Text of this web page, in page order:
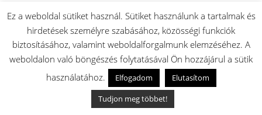
► Miért mennek tönkre a ruhák mosás közben? – Így
látja egy mosógépszerelő
► Bosch Tronic Bojlerek robbantott ábrái
► 5 hiba ami lehet hogy nem a mosogatógép hibája:
► A 10 leggyakoribb hiba a porszívózásnál:
Ez a weboldal sütiket használ. Sütiket használunk a tartalmak és
hirdetések személyre szabásához, közösségi funkciók
biztosításához, valamint weboldalforgalmunk elemzéséhez. A
weboldalon való böngészés folytatásával Ön hozzájárul a sütik
használatához.
Elfogadom
Elutasítom
Tudjon meg többet!